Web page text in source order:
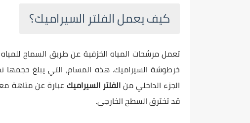
كيف يعمل الفلتر السيراميك؟
تعمل مرشحات المياه الخزفية عن طريق السماح
خرطوشة السيراميك. هذه المسام، التي يبلغ حجمها
الجزء الداخلي منالفلتر السيراميكعبارة عن متاهة
قد تخترق السطح الخارجي.